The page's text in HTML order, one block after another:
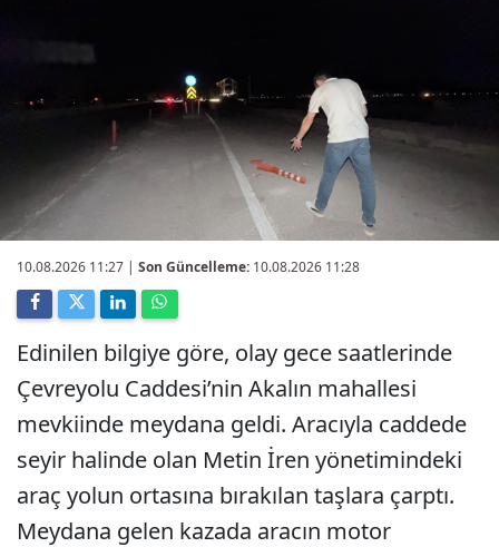
10.08.2026 11:27 | Son Güncelleme: 10.08.2026 11:28
Edinilen bilgiye göre, olay gece saatlerinde
Çevreyolu Caddesi’nin Akalın mahallesi
mevkiinde meydana geldi. Aracıyla caddede
seyir halinde olan Metin İren yönetimindeki
araç yolun ortasına bırakılan taşlara çarptı.
Meydana gelen kazada aracın motor